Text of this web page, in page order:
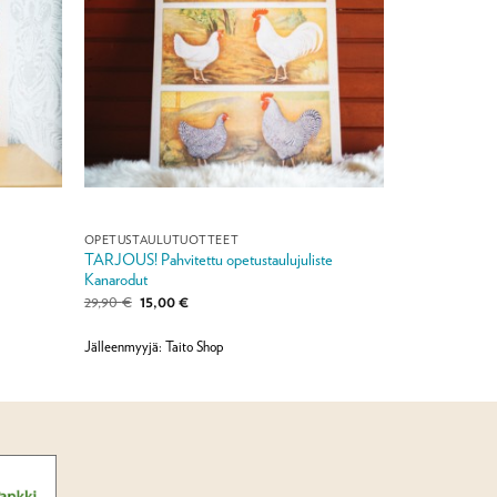
OPETUSTAULUTUOTTEET
TARJOUS! Pahvitettu opetustaulujuliste
Kanarodut
29,90€ Alkuperäinen
hinta
29,90 €.
15,00€Nykyinen
15,00 €.
Jälleenmyyjä: Taito Shop